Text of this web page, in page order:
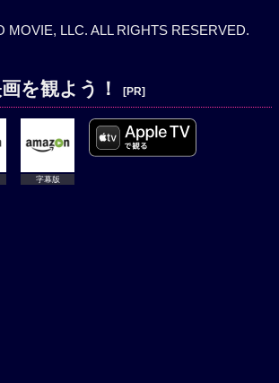
MOVIE, LLC. ALL RIGHTS RESERVED.
を観よう！ [PR]
字幕版